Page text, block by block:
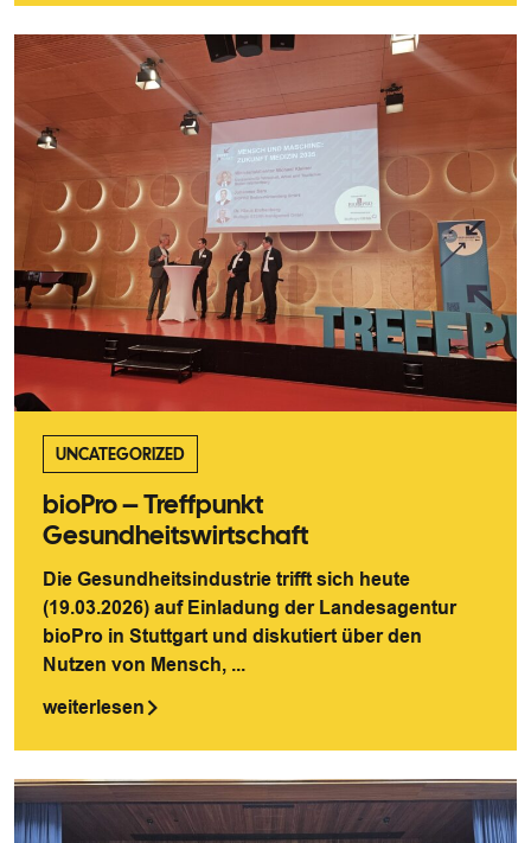
UNCATEGORIZED
bioPro – Treffpunkt
Gesundheitswirtschaft
Die Gesundheitsindustrie trifft sich heute
(19.03.2026) auf Einladung der Landesagentur
bioPro in Stuttgart und diskutiert über den
Nutzen von Mensch, ...
weiterlesen